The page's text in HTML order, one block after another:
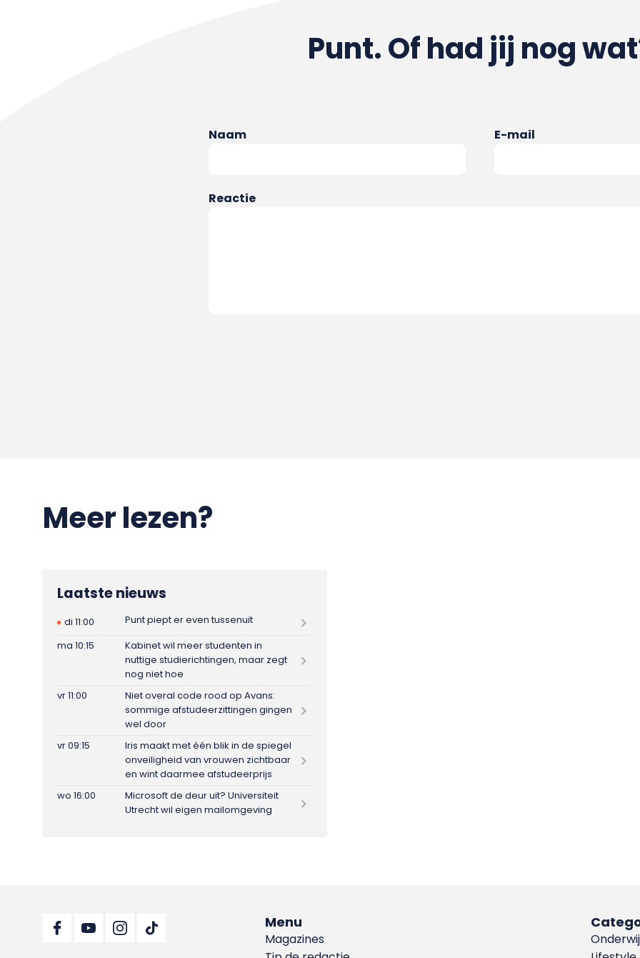
Punt. Of had jij nog
Naam E-mail
Reactie
Meer lezen?
Laatste nieuws
di 11:00
Punt piept er even tussenuit
ma 10:15
Kabinet wil meer studenten in
nuttige studierichtingen, maar zegt
nog niet hoe
vr 11:00
Niet overal code rood op Avans:
sommige afstudeerzittingen gingen
wel door
vr 09:15
Iris maakt met één blik in de spiegel
onveiligheid van vrouwen zichtbaar
en wint daarmee afstudeerprijs
wo 16:00
Microsoft de deur uit? Universiteit
Utrecht wil eigen mailomgeving
Menu
Magazines